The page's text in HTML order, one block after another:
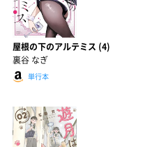
屋根の下のアルテミス (4)
裏谷 なぎ
単行本